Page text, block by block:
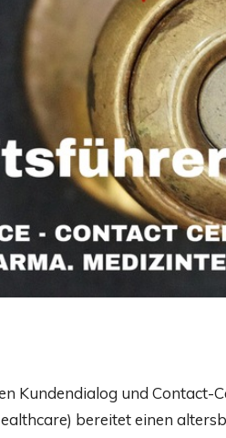
Kundendialog und Contact-
bereitet einen